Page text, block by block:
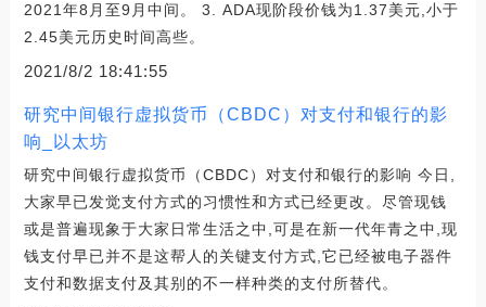
2021年8月至9月中间。 3. ADA现阶段价钱为1.37美元,小于
2.45美元历史时间高些。
2021/8/2 18:41:55
研究中间银行虚拟货币（CBDC）对支付和银行的影
响_以太坊
研究中间银行虚拟货币（CBDC）对支付和银行的影响 今日,
大家早已发觉支付方式的习惯性和方式已经更改。尽管现钱
或是普遍现象于大家日常生活之中,可是在新一代年青之中,现
钱支付早已并不是这帮人的关键支付方式,它已经被电子器件
支付和数据支付及其别的不一样种类的支付所替代。